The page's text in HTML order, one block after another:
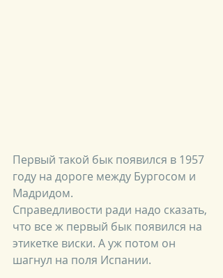
Первый такой бык появился в 1957
году на дороге между Бургосом и
Мадридом.
Справедливости ради надо сказать,
что все ж первый бык появился на
этикетке виски. А уж потом он
шагнул на поля Испании.